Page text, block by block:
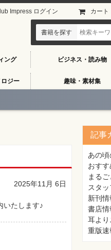
ング ビジネス・読み物
ジー 趣味・素材集
Impress ログイン カート
書籍を探す
2025年11月 6日
いたします♪
記事
あの
おす
まる
スタ
新刊情
書店情
耳より
重版速